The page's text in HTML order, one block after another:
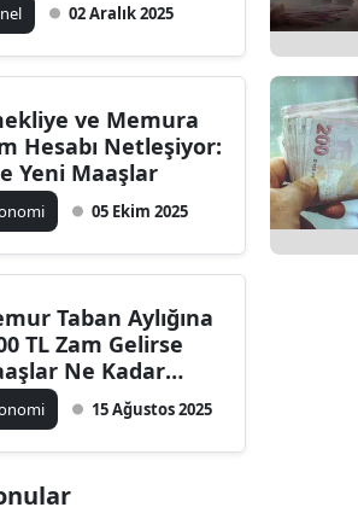
02 Aralık 2025
ve Memura
Hesabı Netleşiyor:
Yeni Maaşlar
05 Ekim 2025
Taban Aylığına
TL Zam Gelirse
Ne Kadar
İşte Detaylı
ve Etkileri
15 Ağustos 2025